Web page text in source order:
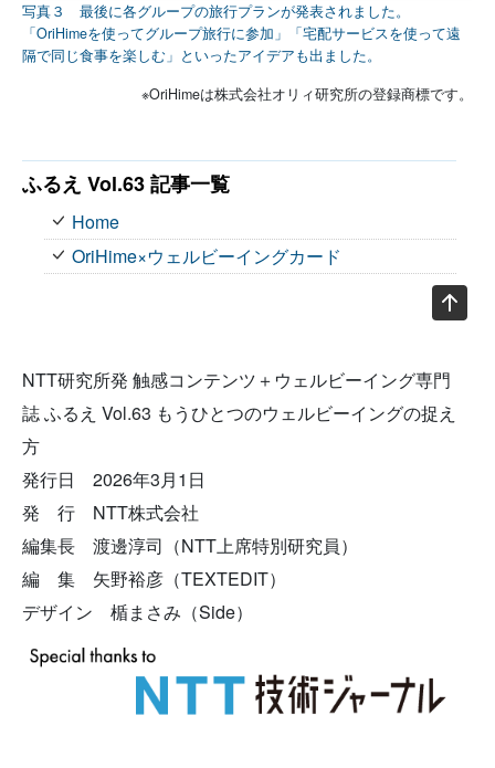
写真３ 最後に各グループの旅行プランが発表されました。
「OriHimeを使ってグループ旅行に参加」「宅配サービスを使って遠
隔で同じ食事を楽しむ」といったアイデアも出ました。
※OriHimeは株式会社オリィ研究所の登録商標です。
ふるえ Vol.63 記事一覧
Home
OriHime×ウェルビーイングカード
NTT研究所発 触感コンテンツ＋ウェルビーイング専門
誌 ふるえ Vol.63 もうひとつのウェルビーイングの捉え
方
発行日 2026年3月1日
発 行 NTT株式会社
編集長 渡邊淳司（NTT上席特別研究員）
編 集 矢野裕彦（TEXTEDIT）
デザイン 楯まさみ（Side）